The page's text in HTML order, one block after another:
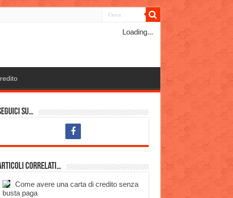
Loading...
su…
Correlati…
Come avere una carta di credito senza
busta paga